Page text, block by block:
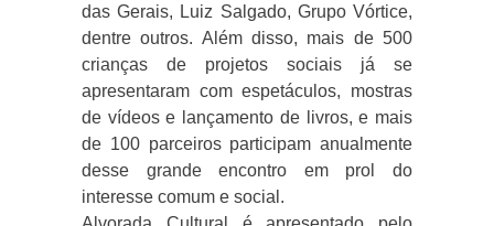
das Gerais, Luiz Salgado, Grupo Vórtice,
dentre outros. Além disso, mais de 500
crianças de projetos sociais já se
apresentaram com espetáculos, mostras
de vídeos e lançamento de livros, e mais
de 100 parceiros participam anualmente
desse grande encontro em prol do
interesse comum e social.